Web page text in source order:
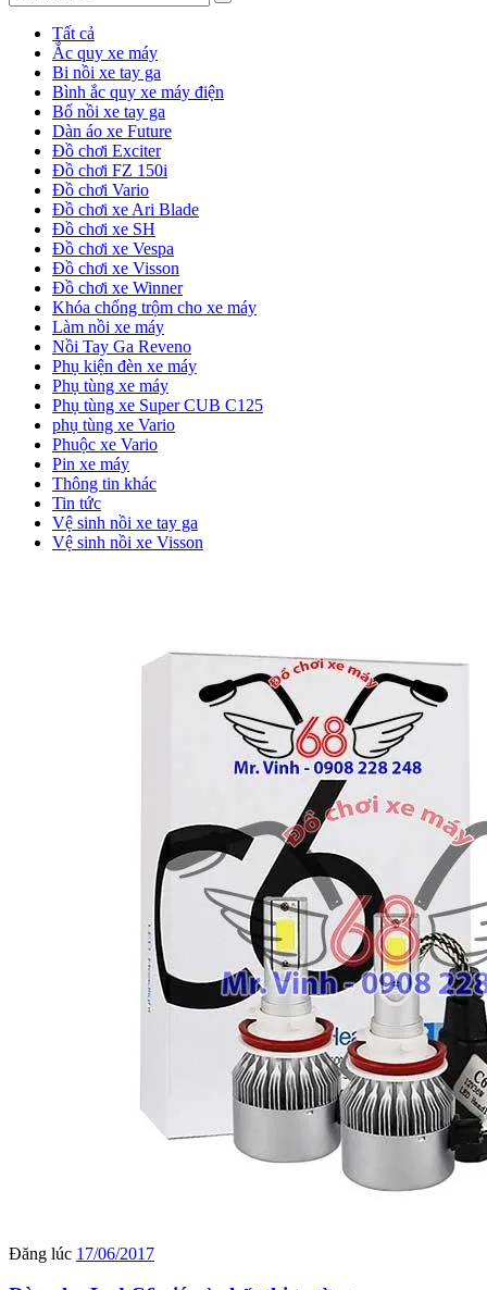
Tất cả
Ắc quy xe máy
Bi nồi xe tay ga
Bình ắc quy xe máy điện
Bố nồi xe tay ga
Dàn áo xe Future
Đồ chơi Exciter
Đồ chơi FZ 150i
Đồ chơi Vario
Đồ chơi xe Ari Blade
Đồ chơi xe SH
Đồ chơi xe Vespa
Đồ chơi xe Visson
Đồ chơi xe Winner
Khóa chống trộm cho xe máy
Làm nồi xe máy
Nồi Tay Ga Reveno
Phụ kiện đèn xe máy
Phụ tùng xe máy
Phụ tùng xe Super CUB C125
phụ tùng xe Vario
Phuộc xe Vario
Pin xe máy
Thông tin khác
Tin tức
Vệ sinh nồi xe tay ga
Vệ sinh nồi xe Visson
Đăng lúc 17/06/2017